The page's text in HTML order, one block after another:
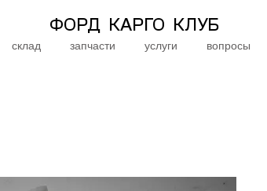
ФОРД КАРГО КЛУБ
склад запчасти услуги вопросы